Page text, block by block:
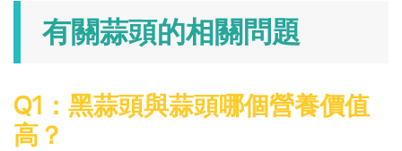
有關蒜頭的相關問題
Q1：黑蒜頭與蒜頭哪個營養價值
高？